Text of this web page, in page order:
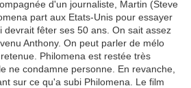
d'un journaliste, Martin (Steve
part aux Etats-Unis pour essayer
devrait fêter ses 50 ans. On sait assez
Anthony. On peut parler de mélo
Philomena est restée très
ne condamne personne. En revanche,
sur ce qu'a subi Philomena. Le film